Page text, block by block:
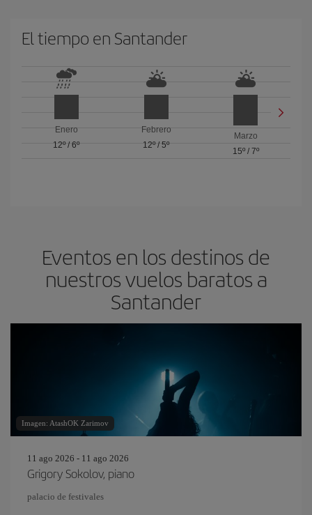
El tiempo en Santander
Enero
12º/6º
Febrero
12º/ 5º
Marzo
15º/ 7º
Eventos en los destinos de
nuestros vuelos baratos a
Santander
Imagen: AtashOK Zarimov
11 ago 2026 - 11 ago 2026
Grigory Sokolov, piano
palacio de festivales